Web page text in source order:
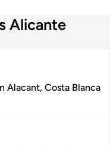
Alicante
Alacant, Costa Blanca